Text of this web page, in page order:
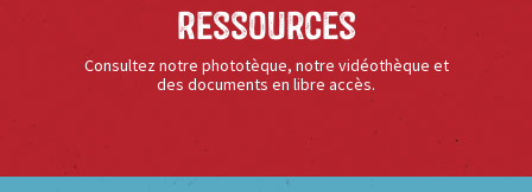
Ressources
Consultez notre phototèque, notre vidéothèque et
des documents en libre accès.